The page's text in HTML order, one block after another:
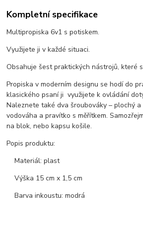
Kompletní specifikace
Multipropiska 6v1 s potiskem.
Využijete ji v každé situaci.
Obsahuje šest praktických nástrojů, které
Propiska v moderním designu se hodí do
klasického psaní ji využijete k ovládání
Naleznete také dva šroubováky – plochý a
vodováha a pravítko s měřítkem.
na blok, nebo kapsu košile.
Popis produktu:
Materiál: plast
Výška 15 cm x 1,5 cm
Barva inkoustu: modrá